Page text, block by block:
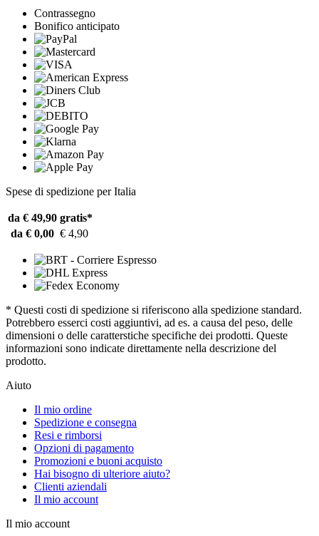
Contrassegno
Bonifico anticipato
Spese di spedizione per Italia
da € 49,90 gratis*
da € 0,00 € 4,90
* Questi costi di spedizione si riferiscono alla spedizione standard.
Potrebbero esserci costi aggiuntivi, ad es. a causa del peso, delle
dimensioni o delle caratterstiche specifiche dei prodotti. Queste
informazioni sono indicate direttamente nella descrizione del
prodotto.
Aiuto
Il mio ordine
Spedizione e consegna
Resi e rimborsi
Opzioni di pagamento
Promozioni e buoni acquisto
Hai bisogno di ulteriore aiuto?
Clienti aziendali
Il mio account
Il mio account